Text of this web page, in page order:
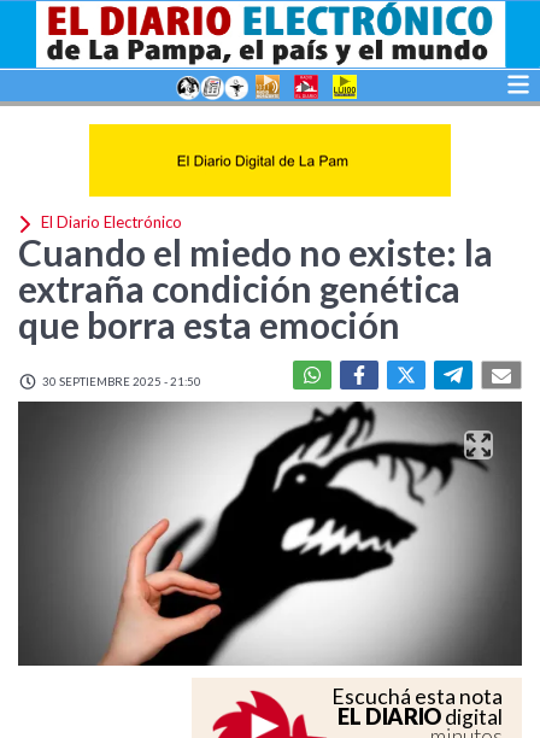
El Diario Electrónico
Cuando el miedo no existe: la
extraña condición genética
que borra esta emoción
30 SEPTIEMBRE 2025 - 21:50
Escuchá esta nota
EL DIARIOdigital